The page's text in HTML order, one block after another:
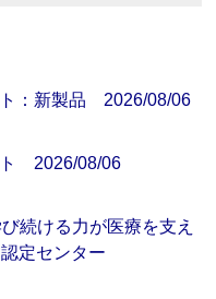
：新製品 2026/08/06
ト 2026/08/06
続ける力が医療を支え
定センター